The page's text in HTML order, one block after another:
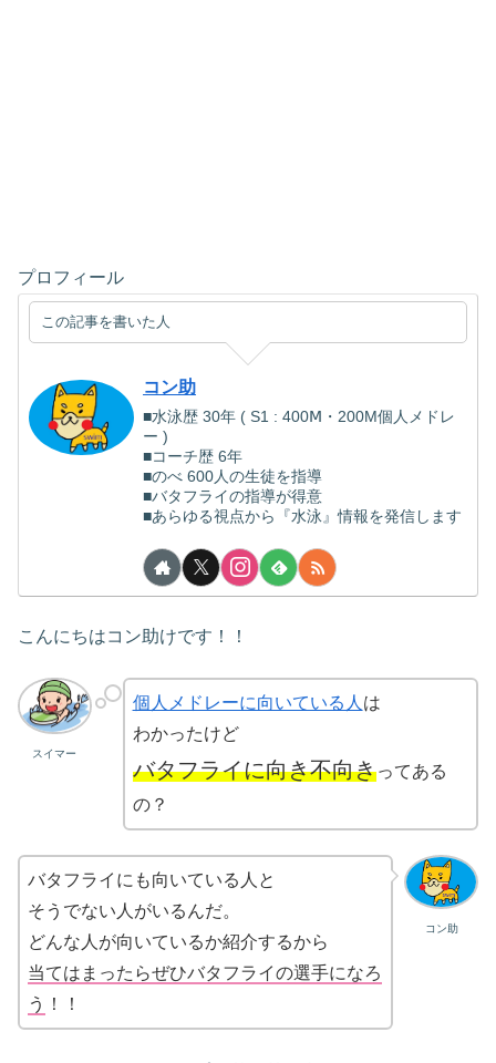
プロフィール
この記事を書いた人
コン助
■水泳歴 30年 ( S1 : 400Ⅿ・200M個人メドレ
ー )
■コーチ歴 6年
■のべ 600人の生徒を指導
■バタフライの指導が得意
■あらゆる視点から『水泳』情報を発信します
こんにちはコン助けです！！
スイマー
個人メドレーに向いている人 は
わかったけど
バタフライに向き不向きってある
の？
コン助
バタフライにも向いている人と
そうでない人がいるんだ。
どんな人が向いているか紹介するから
当てはまったらぜひバタフライの選手になろ
う
！！